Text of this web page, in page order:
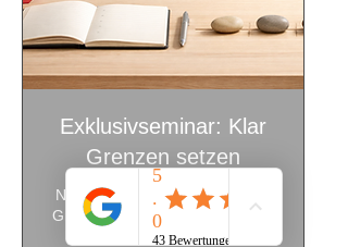
Exklusivseminar: Klar
Grenzen setzen
Nein sagen ohne Schuldgefühl.
Grenzen setzen mit Klarheit und
Selbstachtung. 1-Tages-